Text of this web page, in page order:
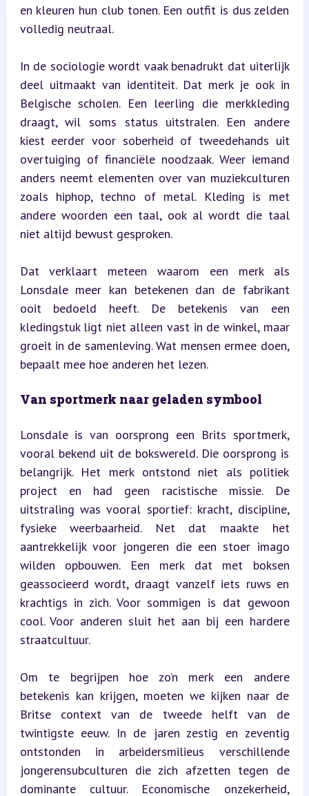
en kleuren hun club tonen. Een outfit is dus zelden
volledig neutraal.
In de sociologie wordt vaak benadrukt dat uiterlijk
deel uitmaakt van identiteit. Dat merk je ook in
Belgische scholen. Een leerling die merkkleding
draagt, wil soms status uitstralen. Een andere
kiest eerder voor soberheid of tweedehands uit
overtuiging of financiële noodzaak. Weer iemand
anders neemt elementen over van muziekculturen
zoals hiphop, techno of metal. Kleding is met
andere woorden een taal, ook al wordt die taal
niet altijd bewust gesproken.
Dat verklaart meteen waarom een merk als
Lonsdale meer kan betekenen dan de fabrikant
ooit bedoeld heeft. De betekenis van een
kledingstuk ligt niet alleen vast in de winkel, maar
groeit in de samenleving. Wat mensen ermee doen,
bepaalt mee hoe anderen het lezen.
Van sportmerk naar geladen symbool
Lonsdale is van oorsprong een Brits sportmerk,
vooral bekend uit de bokswereld. Die oorsprong is
belangrijk. Het merk ontstond niet als politiek
project en had geen racistische missie. De
uitstraling was vooral sportief: kracht, discipline,
fysieke weerbaarheid. Net dat maakte het
aantrekkelijk voor jongeren die een stoer imago
wilden opbouwen. Een merk dat met boksen
geassocieerd wordt, draagt vanzelf iets ruws en
krachtigs in zich. Voor sommigen is dat gewoon
cool. Voor anderen sluit het aan bij een hardere
straatcultuur.
Om te begrijpen hoe zo’n merk een andere
betekenis kan krijgen, moeten we kijken naar de
Britse context van de tweede helft van de
twintigste eeuw. In de jaren zestig en zeventig
ontstonden in arbeidersmilieus verschillende
jongerensubculturen die zich afzetten tegen de
dominante cultuur. Economische onzekerheid,